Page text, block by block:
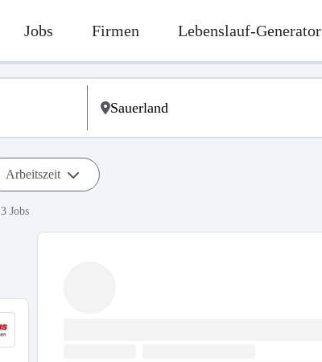
Jobs Firmen Lebenslauf-Generator
Arbeitszeit
3 Jobs